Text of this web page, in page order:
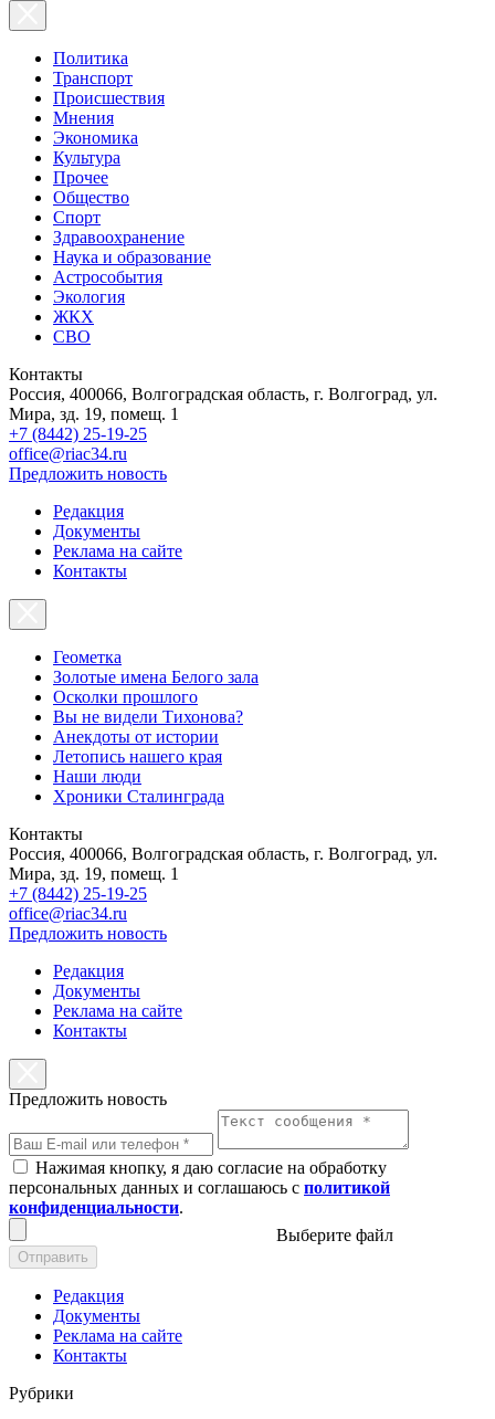
Политика
Транспорт
Происшествия
Мнения
Экономика
Культура
Прочее
Общество
Спорт
Здравоохранение
Наука и образование
Астрособытия
Экология
ЖКХ
СВО
Контакты
Россия, 400066, Волгоградская область, г. Волгоград, ул.
Мира, зд. 19, помещ. 1
+7 (8442) 25-19-25
office@riac34.ru
Предложить новость
Редакция
Документы
Реклама на сайте
Контакты
Геометка
Золотые имена Белого зала
Осколки прошлого
Вы не видели Тихонова?
Анекдоты от истории
Летопись нашего края
Наши люди
Хроники Сталинграда
Контакты
Россия, 400066, Волгоградская область, г. Волгоград, ул.
Мира, зд. 19, помещ. 1
+7 (8442) 25-19-25
office@riac34.ru
Предложить новость
Редакция
Документы
Реклама на сайте
Контакты
Предложить новость
Нажимая кнопку, я даю согласие на обработку
персональных данных и соглашаюсь с политикой
конфиденциальности.
Выберите файл
Отправить
Редакция
Документы
Реклама на сайте
Контакты
Рубрики